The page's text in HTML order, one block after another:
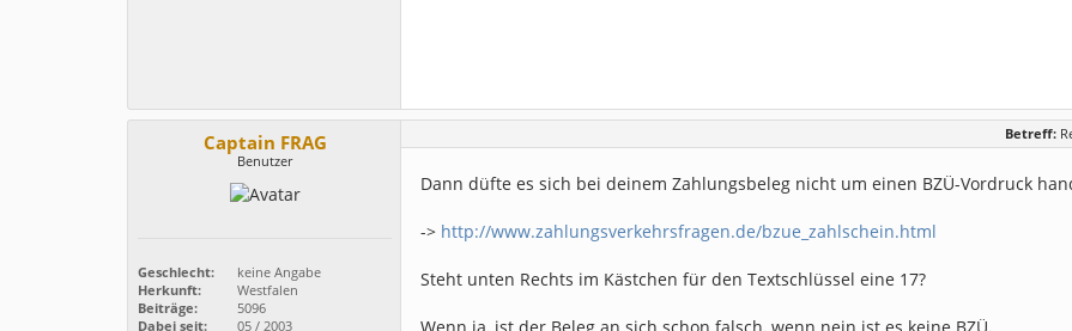
Captain FRAG
Benutzer
Geschlecht:
keine Angabe
Herkunft:
Westfalen
Beiträge:
5096
Dabei seit:
05 / 2003
Betreff:
Dann düfte es sich bei deinem Zahlungsbeleg nicht um einen BZÜ-Vordruck
-> http://www.zahlungsverkehrsfragen.de/bzue_zahlschein.html
Steht unten Rechts im Kästchen für den Textschlüssel eine 17?